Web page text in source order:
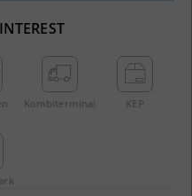
Kombi­terminal KEP